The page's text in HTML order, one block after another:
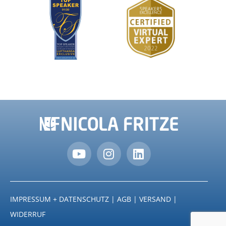
IMPRESSUM + DATENSCHUTZ | AGB | VERSAND |
WIDERRUF